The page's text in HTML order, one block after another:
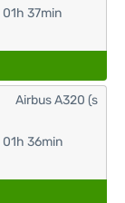
01h 37min
01h 36min
Airbus A320 (s